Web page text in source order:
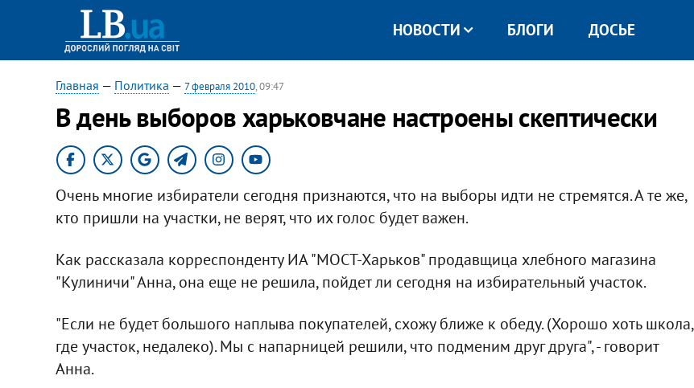
НОВОСТИ БЛОГИ ДОСЬЕ
Главная — Политика — 7 февраля 2010, 09:47
В день выборов харьковчане настроены скептически
Очень многие избиратели сегодня признаются, что на выборы идти не стремятся. А те же,
кто пришли на участки, не верят, что их голос будет важен.
Как рассказала корреспонденту ИА "МОСТ-Харьков" продавщица хлебного магазина
"Кулиничи" Анна, она еще не решила, пойдет ли сегодня на избирательный участок.
"Если не будет большого наплыва покупателей, схожу ближе к обеду. (Хорошо хоть школа,
где участок, недалеко). Мы с напарницей решили, что подменим друг друга", - говорит
Анна.